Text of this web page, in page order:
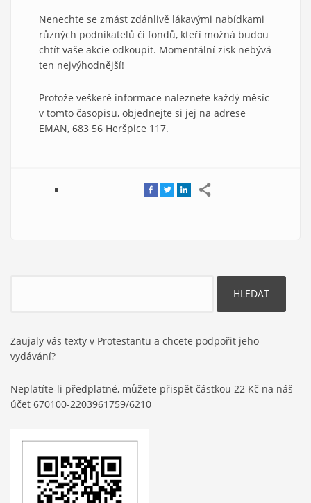
Nenechte se zmást zdánlivě lákavými nabídkami
různých podnikatelů či fondů, kteří možná budou
chtít vaše akcie odkoupit. Momentální zisk nebývá
ten nejvýhodnější!
Protože veškeré informace naleznete každý měsíc
v tomto časopisu, objednejte si jej na adrese
EMAN, 683 56 Heršpice 117.
Zaujaly vás texty v Protestantu a chcete podpořit jeho
vydávání?
Neplatíte-li předplatné, můžete přispět částkou 22 Kč na náš
účet 670100-2203961759/6210